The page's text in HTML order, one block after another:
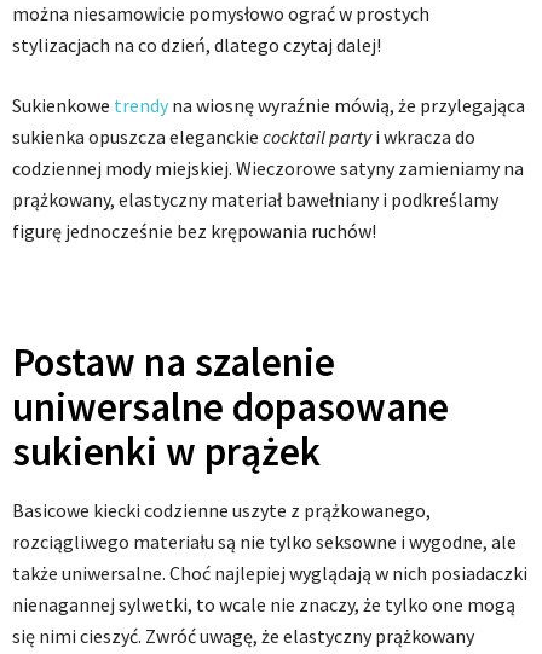
można niesamowicie pomysłowo ograć w prostych
stylizacjach na co dzień, dlatego czytaj dalej!
Sukienkowe trendy na wiosnę wyraźnie mówią, że przylegająca
sukienka opuszcza eleganckie cocktail partyi wkracza do
codziennej mody miejskiej. Wieczorowe satyny zamieniamy na
prążkowany, elastyczny materiał bawełniany i podkreślamy
figurę jednocześnie bez krępowania ruchów!
Postaw na szalenie
uniwersalne dopasowane
sukienki w prążek
Basicowe kiecki codzienne uszyte z prążkowanego,
rozciągliwego materiału są nie tylko seksowne i wygodne, ale
także uniwersalne. Choć najlepiej wyglądają w nich posiadaczki
nienagannej sylwetki, to wcale nie znaczy, że tylko one mogą
się nimi cieszyć. Zwróć uwagę, że elastyczny prążkowany